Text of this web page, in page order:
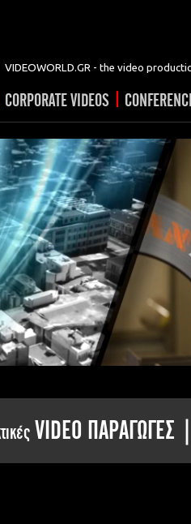
VIDEOWORLD.GR - the video
CORPORATE VIDEOS |
VIDEO ΠΑΡΑΓΩΓΕΣ